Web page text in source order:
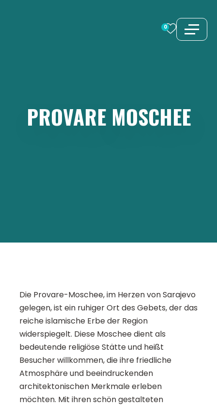
0
PROVARE MOSCHEE
Die Provare-Moschee, im Herzen von Sarajevo
gelegen, ist ein ruhiger Ort des Gebets, der das
reiche islamische Erbe der Region
widerspiegelt. Diese Moschee dient als
bedeutende religiöse Stätte und heißt
Besucher willkommen, die ihre friedliche
Atmosphäre und beeindruckenden
architektonischen Merkmale erleben
möchten. Mit ihren schön gestalteten